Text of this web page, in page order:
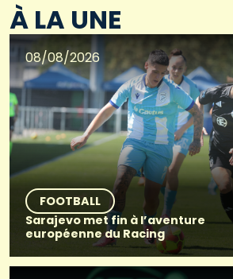
À LA UNE
08/08/2026
FOOTBALL
Sarajevo met fin à l’aventure
européenne du Racing